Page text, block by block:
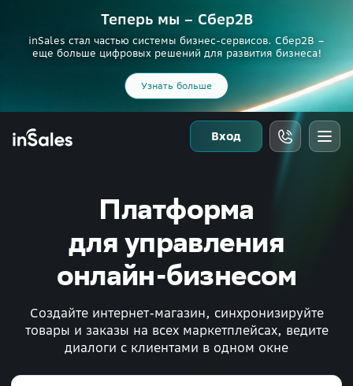
Теперь мы – Сбер2B
inSales стал частью системы бизнес-сервисов. Сбер2В –
еще больше цифровых решений для развития бизнеса!
Узнать больше
Вход
Платформа
для управления
онлайн-бизнесом
Создайте интернет-магазин, синхронизируйте
товары и заказы на всех маркетплейсах, ведите
диалоги с клиентами в одном окне